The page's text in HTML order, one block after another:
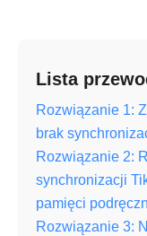
Lista
Rozwiązanie 1:
brak
Rozwiązanie 2:
synchronizacji
pamięci
Rozwiązanie 3: